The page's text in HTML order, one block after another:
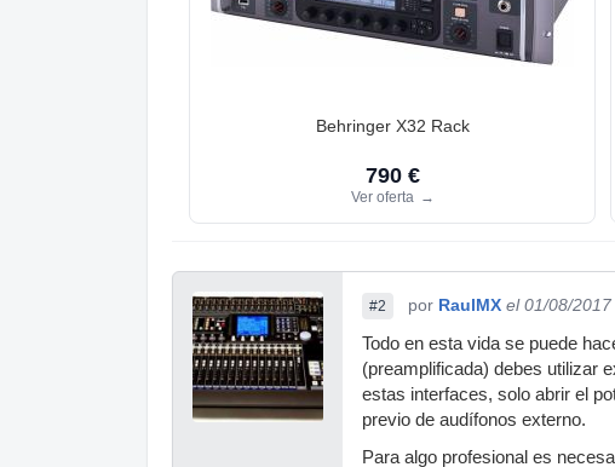
Behringer X32 Rack
790 €
Ver oferta →
#2 por RaulMX el 01/08/2017
Todo en esta vida se puede
(preamplificada) debes utilizar
estas interfaces, solo abrir el
previo de audífonos externo.
Para algo profesional es